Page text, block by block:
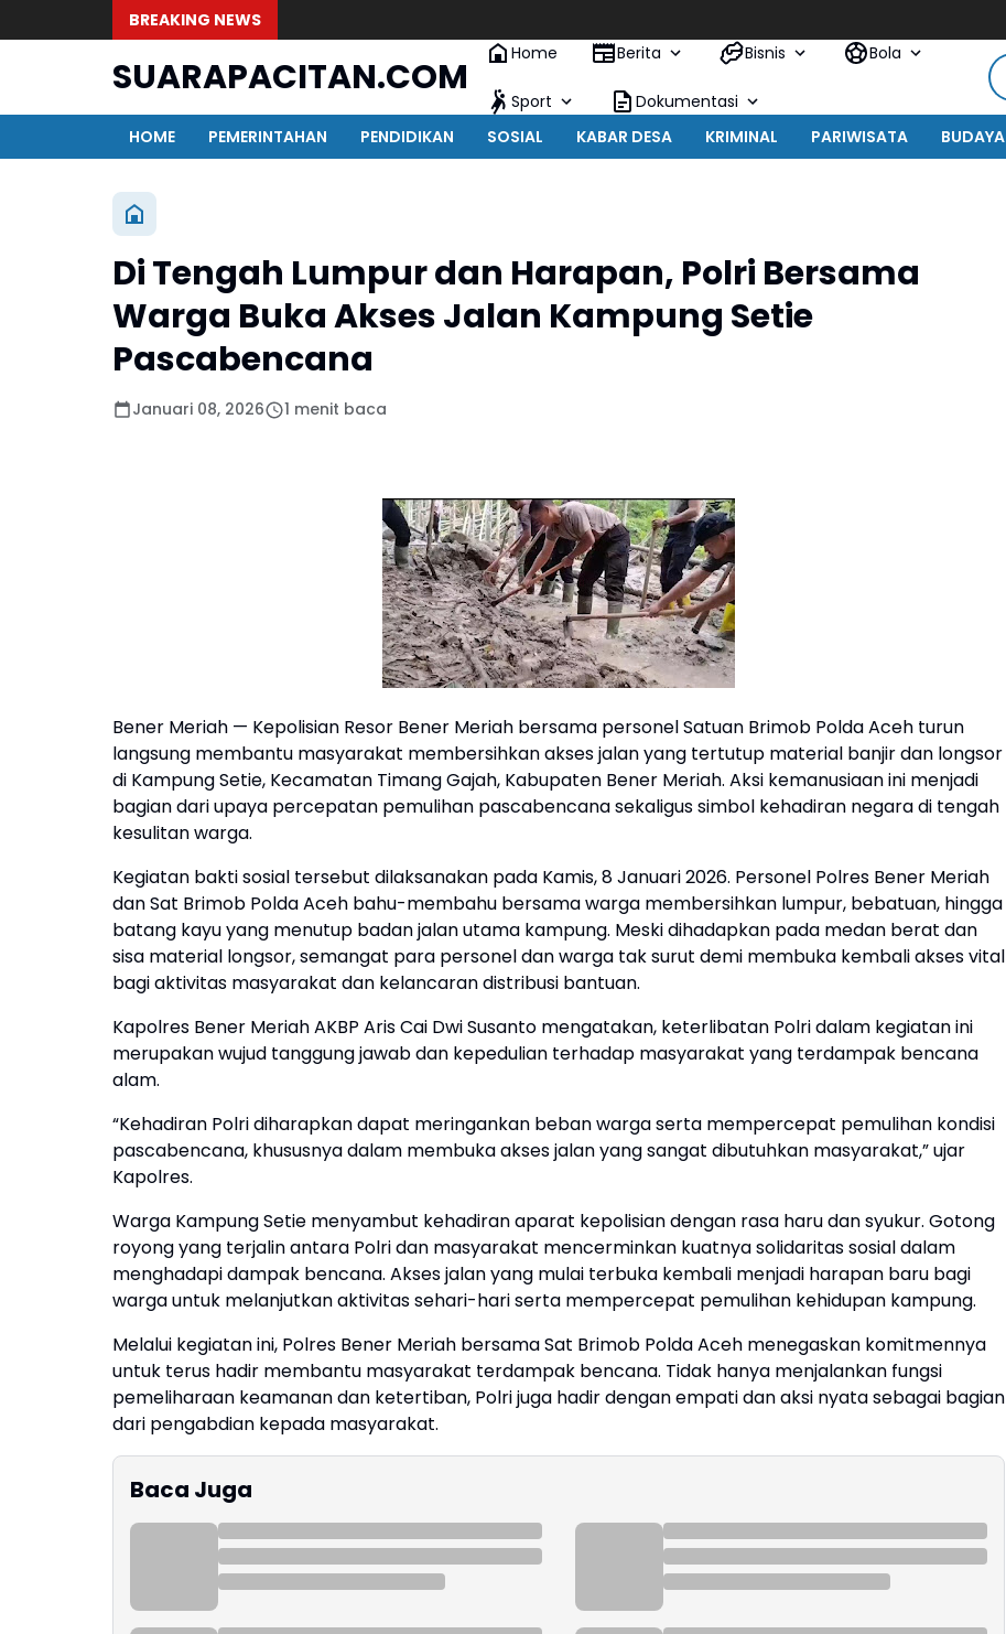
BREAKING NEWS
SUARAPACITAN.COM
Home Berita Bisnis Bola
Sport
Dokumentasi
HOME
PEMERINTAHAN PENDIDIKAN SOSIAL KABAR DESA KRIMINAL PARIWISATA BUDAYA
Di Tengah Lumpur dan Harapan, Polri Bersama
Warga Buka Akses Jalan Kampung Setie
Pascabencana
Januari 08, 2026 1 menit baca
Bener Meriah — Kepolisian Resor Bener Meriah bersama personel Satuan Brimob Polda Aceh turun
langsung membantu masyarakat membersihkan akses jalan yang tertutup material banjir dan longsor
di Kampung Setie, Kecamatan Timang Gajah, Kabupaten Bener Meriah. Aksi kemanusiaan ini menjadi
bagian dari upaya percepatan pemulihan pascabencana sekaligus simbol kehadiran negara di tengah
kesulitan warga.
Kegiatan bakti sosial tersebut dilaksanakan pada Kamis, 8 Januari 2026. Personel Polres Bener Meriah
dan Sat Brimob Polda Aceh bahu-membahu bersama warga membersihkan lumpur, bebatuan, hingga
batang kayu yang menutup badan jalan utama kampung. Meski dihadapkan pada medan berat dan
sisa material longsor, semangat para personel dan warga tak surut demi membuka kembali akses vital
bagi aktivitas masyarakat dan kelancaran distribusi bantuan.
Kapolres Bener Meriah AKBP Aris Cai Dwi Susanto mengatakan, keterlibatan Polri dalam kegiatan ini
merupakan wujud tanggung jawab dan kepedulian terhadap masyarakat yang terdampak bencana
alam.
“Kehadiran Polri diharapkan dapat meringankan beban warga serta mempercepat pemulihan kondisi
pascabencana, khususnya dalam membuka akses jalan yang sangat dibutuhkan masyarakat,” ujar
Kapolres.
Warga Kampung Setie menyambut kehadiran aparat kepolisian dengan rasa haru dan syukur. Gotong
royong yang terjalin antara Polri dan masyarakat mencerminkan kuatnya solidaritas sosial dalam
menghadapi dampak bencana. Akses jalan yang mulai terbuka kembali menjadi harapan baru bagi
warga untuk melanjutkan aktivitas sehari-hari serta mempercepat pemulihan kehidupan kampung.
Melalui kegiatan ini, Polres Bener Meriah bersama Sat Brimob Polda Aceh menegaskan komitmennya
untuk terus hadir membantu masyarakat terdampak bencana. Tidak hanya menjalankan fungsi
pemeliharaan keamanan dan ketertiban, Polri juga hadir dengan empati dan aksi nyata sebagai bagian
dari pengabdian kepada masyarakat.
Baca Juga